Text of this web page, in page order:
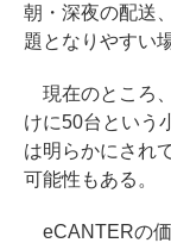
朝・深夜の配送
題となりやすい
現在のところ
けに50台という
は明らかにされ
可能性もある。
eCANTERの価